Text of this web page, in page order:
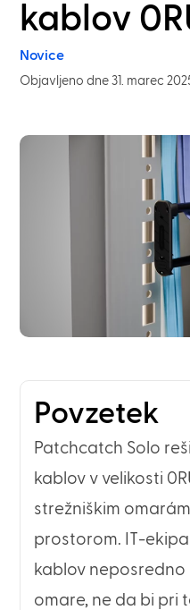
kablov
Novice
Objavljeno dne 31. marec
Povzetek
Patchcatch Solo
kablov v velikosti
strežniškim
prostorom. IT-
kablov
omare, ne da bi pri